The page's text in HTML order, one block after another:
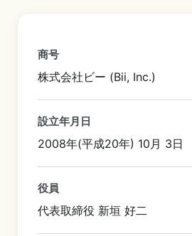
商号
株式会社ビー (Bii, Inc.)
設立年月日
2008年(平成20年) 10月 3日
役員
代表取締役 新垣 好二